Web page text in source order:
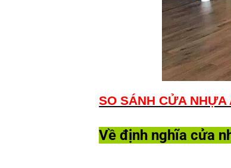
SO SÁNH CỬA NHỰA
Về định nghĩa cửa